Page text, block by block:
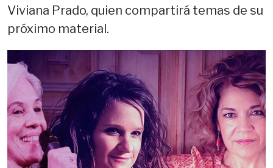
Viviana Prado, quien compartirá temas de su
próximo material.